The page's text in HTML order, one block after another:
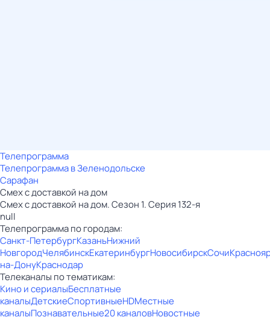
Телепрограмма
Телепрограмма в Зеленодольске
Сарафан
Смех с доставкой на дом
Смех с доставкой на дом. Сезон 1. Серия 132-я
null
Телепрограмма по городам:
Санкт-ПетербургКазаньНижний
НовгородЧелябинскЕкатеринбургНовосибирскСочи
на-ДонуКраснодар
Телеканалы по тематикам:
Кино и сериалыБесплатные
каналыДетскиеСпортивныеHDМестные
каналыПознавательные20 каналовНовостные